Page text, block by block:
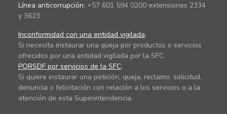
Línea anticorrupción: +57 601 594 0200 extensiones 2334
y 3623
Inconformidad con una entidad vigilada:
Si necesita instaurar una queja por productos o servicios
ofrecidos por una entidad vigilada por la SFC.
PQRSDF por servicios de la SFC:
Si quiere instaurar una petición, queja, reclamo, solicitud,
denuncia o felicitación con relación a los servicios o a la
atención de esta Superintendencia.